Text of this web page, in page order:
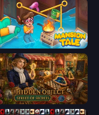
Mansion Tale: Merge Secrets
Hidden Object: Street Of Secrets